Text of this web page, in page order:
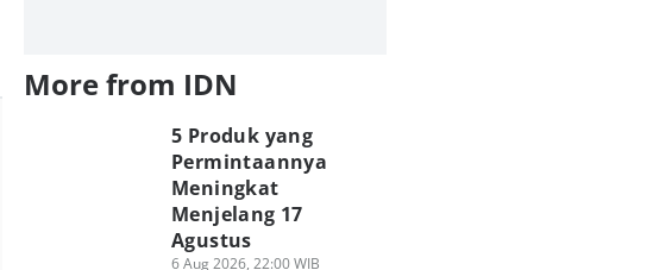
More from IDN
5 Produk yang
Permintaannya
Meningkat
Menjelang 17
Agustus
6 Aug 2026, 22:00 WIB